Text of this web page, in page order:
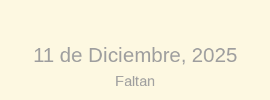
11 de Diciembre, 2025
Faltan